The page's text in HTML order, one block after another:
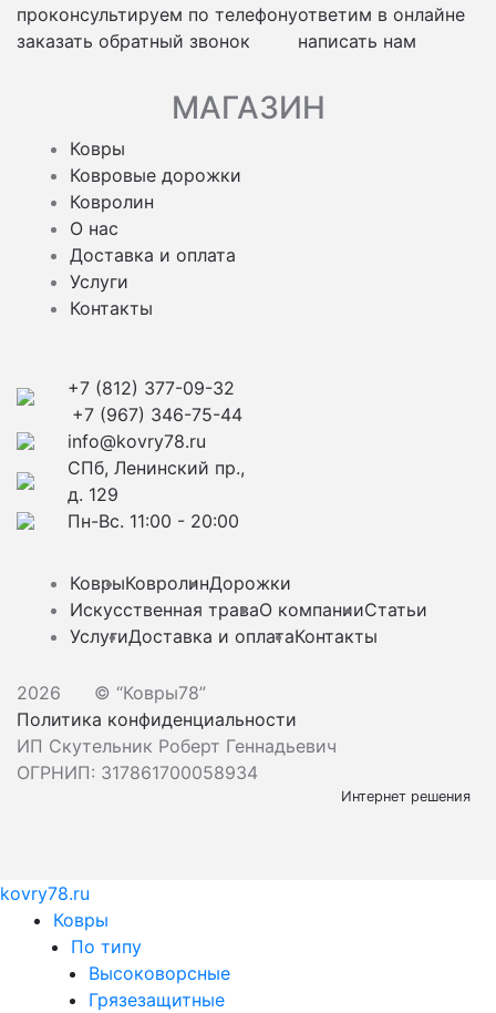
проконсультируем по телефону
заказать обратный звонок
ответим в онлайне
написать нам
МАГАЗИН
Ковры
Ковровые дорожки
Ковролин
О нас
Доставка и оплата
Услуги
Контакты
+7 (812) 377-09-32
+7 (967) 346-75-44
info@kovry78.ru
СПб, Ленинский пр.,
д. 129
Пн-Вс. 11:00 - 20:00
КоврыКовролинДорожки
Искусственная траваО компанииСтатьи
УслугиДоставка и оплатаКонтакты
2026
© “Ковры78”
Политика конфиденциальности
ИП Скутельник Роберт Геннадьевич
ОГРНИП: 317861700058934
Интернет решения
kovry78.ru
Ковры
По типу
Высоковорсные
Грязезащитные